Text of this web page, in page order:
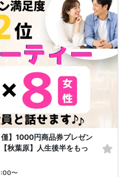
僅】1000円商品券プレゼン
秋葉原】人生後半をもっ
〜